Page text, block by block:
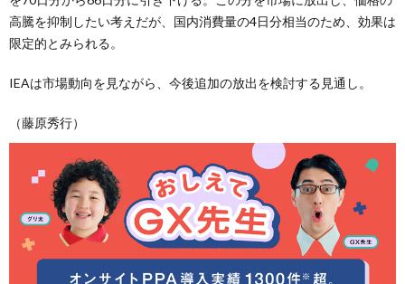
高騰を抑制したい考えだが、国内消費量の4日分相当のため、効果は
限定的とみられる。
IEAは市場動向を見ながら、今後追加の放出を検討する見通し。
（藤原秀行）